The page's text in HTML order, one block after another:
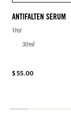
ANTIFALTEN SERUM
Vrai
30ml
$ 55.00